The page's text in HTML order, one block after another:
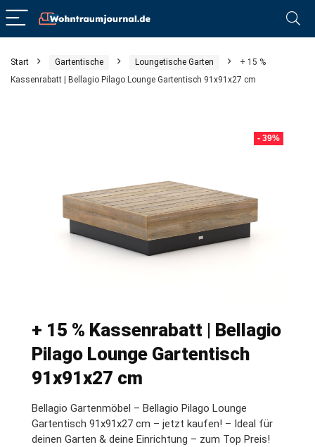
Start Gartentische Loungetische Garten
+ 15 %
Kassenrabatt | Bellagio Pilago Lounge Gartentisch 91x91x27 cm
- 39%
+ 15 % Kassenrabatt | Bellagio
Pilago Lounge Gartentisch
91x91x27 cm
Bellagio Gartenmöbel – Bellagio Pilago Lounge
Gartentisch 91x91x27 cm – jetzt kaufen! – Ideal für
deinen Garten & deine Einrichtung – zum Top Preis!